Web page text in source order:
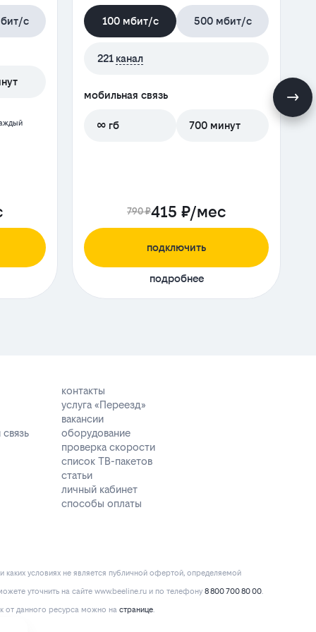
с 100 мбит/с 500 мбит/с
221 канал
мобильная связь
∞ гб 700 минут
790 ₽415 ₽/мес
подключить
подробнее
контакты
услуга «Переезд»
вакансии
оборудование
проверка скорости
список ТВ-пакетов
статьи
личный кабинет
способы оплаты
условиях не является публичной офертой, определяемой
уточнить на сайте www.beeline.ru и по телефону 8 800 700 80 00.
от данного ресурса можно на странице.